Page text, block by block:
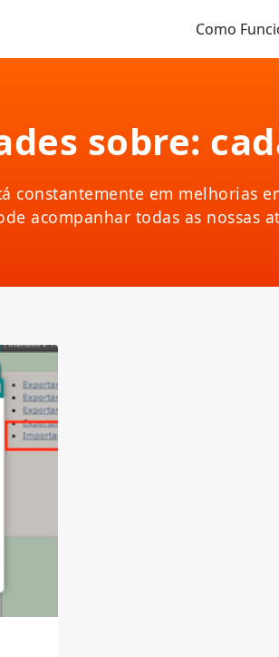
Como
sobre:
constantemente em melhorias
acompanhar todas as nossas